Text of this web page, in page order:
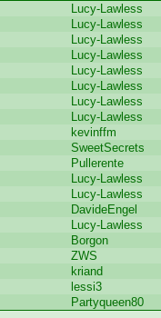
Lucy-Lawless
Lucy-Lawless
Lucy-Lawless
Lucy-Lawless
Lucy-Lawless
Lucy-Lawless
Lucy-Lawless
Lucy-Lawless
kevinffm
SweetSecrets
Pullerente
Lucy-Lawless
Lucy-Lawless
DavideEngel
Lucy-Lawless
Borgon
ZWS
kriand
lessi3
Partyqueen80